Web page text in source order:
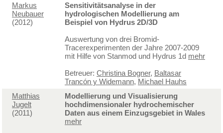
Markus
Neubauer
(2012)
Sensitivitätsanalyse in der
hydrologischen Modellierung am
Beispiel von Hydrus 2D/3D
Auswertung von drei Bromid-
Tracerexperimenten der Jahre 2007-2009
mit Hilfe von Stanmod und Hydrus 1d mehr
Betreuer: Christina Bogner, Baltasar
Trancón y Widemann, Michael Hauhs
Matthias
Jugelt
(2011)
Modellierung und Visualisierung
hochdimensionaler hydrochemischer
Daten aus einem Einzugsgebiet in Wales
mehr